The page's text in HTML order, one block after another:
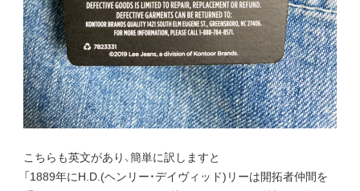
こちらも英文があり、簡単に訳しますと
「1889年にH.D.(ヘンリー・デイヴィッド)リーは開拓者仲間を